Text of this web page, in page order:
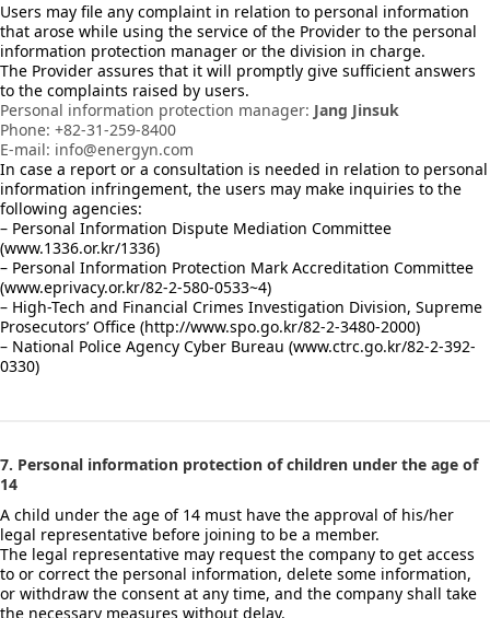
Users may file any complaint in relation to personal information
that arose while using the service of the Provider to the personal
information protection manager or the division in charge.
The Provider assures that it will promptly give sufficient answers
to the complaints raised by users.
Personal information protection manager: Jang Jinsuk
Phone: +82-31-259-8400
E-mail: info@energyn.com
In case a report or a consultation is needed in relation to personal
information infringement, the users may make inquiries to the
following agencies:
– Personal Information Dispute Mediation Committee
(www.1336.or.kr/1336)
– Personal Information Protection Mark Accreditation Committee
(www.eprivacy.or.kr/82-2-580-0533~4)
– High-Tech and Financial Crimes Investigation Division, Supreme
Prosecutors’ Office (http://www.spo.go.kr/82-2-3480-2000)
– National Police Agency Cyber Bureau (www.ctrc.go.kr/82-2-392-
0330)
7. Personal information protection of children under the age of
14
A child under the age of 14 must have the approval of his/her
legal representative before joining to be a member.
The legal representative may request the company to get access
to or correct the personal information, delete some information,
or withdraw the consent at any time, and the company shall take
the necessary measures without delay.